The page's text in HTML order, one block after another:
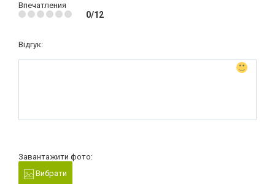
Впечатления
0/12
Відгук:
Завантажити фото:
Вибрати